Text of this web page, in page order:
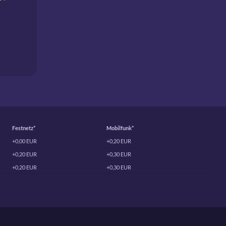
Festnetz*
Mobilfunk*
+0,00 EUR
+0,20 EUR
+0,20 EUR
+0,30 EUR
+0,20 EUR
+0,30 EUR